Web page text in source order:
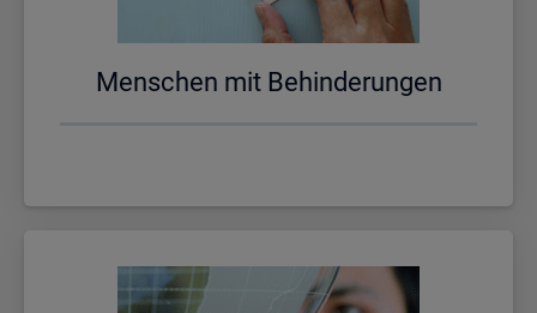
Men­schen mit Be­hin­de­run­gen